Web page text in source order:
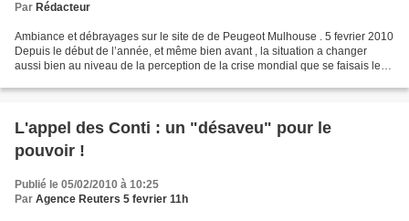
Par Rédacteur
Ambiance et débrayages sur le site de de Peugeot Mulhouse . 5 fevrier 2010
Depuis le début de l’année, et même bien avant , la situation a changer
aussi bien au niveau de la perception de la crise mondial que se faisais les
L'appel des Conti : un "désaveu" pour le
pouvoir !
Publié le 05/02/2010 à 10:25
Par Agence Reuters 5 fevrier 11h